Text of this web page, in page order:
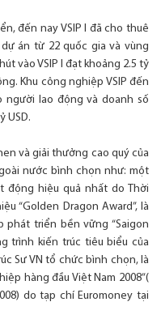
đến nay VSIP I đã cho thuê
án từ 22 quốc gia và vùng
vào VSIP I đạt khoảng 2.5 tỷ
Khu công nghiệp VSIP đến
người lao động và doanh số
USD.
và giải thưởng cao quý của
nước bình chọn như: một
động hiệu quả nhất do Thời
“Golden Dragon Award”, là
phát triển bền vững “Saigon
trình kiến trúc tiêu biểu của
Sư VN tổ chức bình chọn, là
hàng đầu Việt Nam 2008”(
do tạp chí Euromoney tại